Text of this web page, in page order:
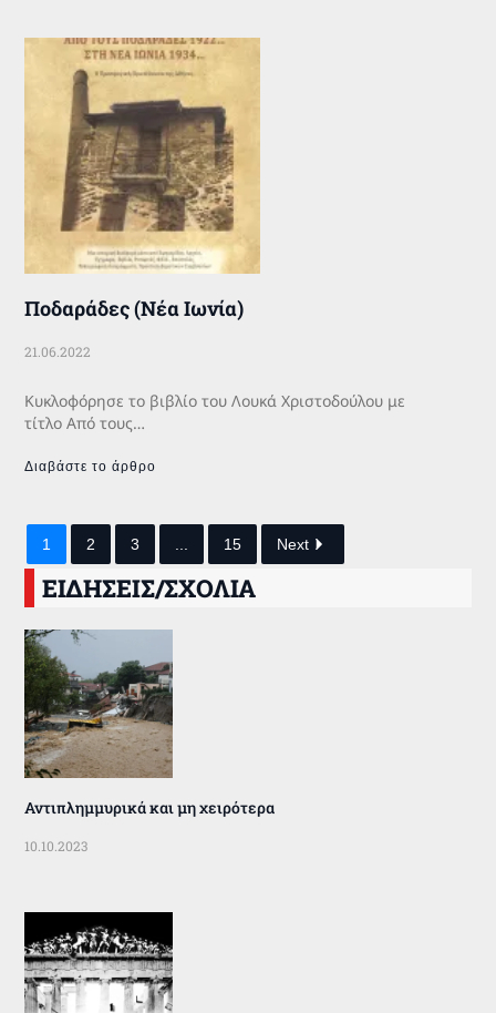
Ποδαράδες (Νέα Ιωνία)
21.06.2022
Κυκλοφόρησε το βιβλίο του Λουκά Χριστοδούλου με
τίτλο Από τους…
Διαβάστε το άρθρο
1 2 3 15 Next
ΕΙΔΗΣΕΙΣ/ΣΧΟΛΙΑ
Αντιπλημμυρικά και μη χειρότερα
10.10.2023